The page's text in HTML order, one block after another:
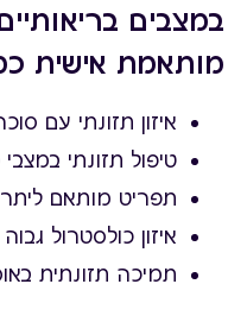
במצבים
מותאמת אישית
איזון תזונתי עם
טיפול תזונתי
תפריט מותאם
איזון כולסטרול
תמיכה תזונתית